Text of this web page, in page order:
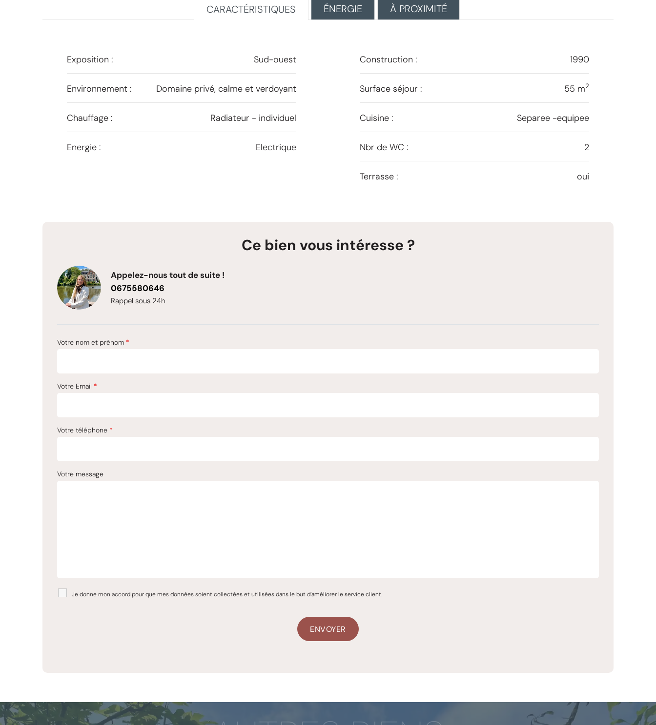
CARACTÉRISTIQUES ÉNERGIE À PROXIMITÉ
Exposition : Sud-ouest
Environnement : Domaine privé, calme et verdoyant
Chauffage : Radiateur - individuel
Energie : Electrique
Construction : 1990
Surface séjour : 55 m2
Cuisine : Separee -equipee
Nbr de WC : 2
Terrasse : oui
Ce bien vous intéresse ?
Appelez-nous tout de suite !
0675580646
Rappel sous 24h
Votre nom et prénom *
Votre Email *
Votre téléphone *
Votre message
Je donne mon accord pour que mes données soient collectées et utilisées dans le but d’améliorer le service client.